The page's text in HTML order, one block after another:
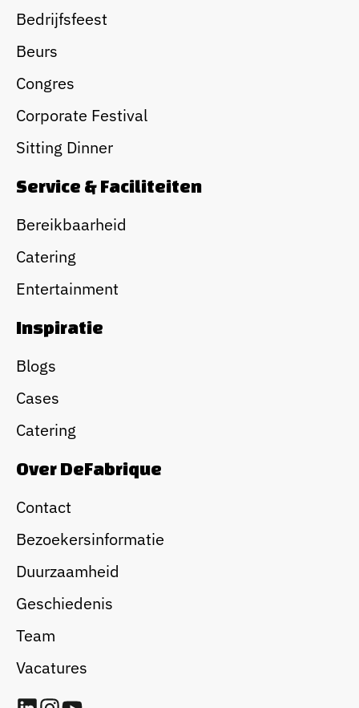
Bedrijfsfeest
Beurs
Congres
Corporate Festival
Sitting Dinner
Service & Faciliteiten
Bereikbaarheid
Catering
Entertainment
Inspiratie
Blogs
Cases
Catering
Over DeFabrique
Contact
Bezoekersinformatie
Duurzaamheid
Geschiedenis
Team
Vacatures